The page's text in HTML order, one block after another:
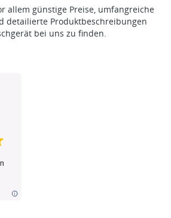
allem günstige Preise, umfangreiche
detailierte Produktbeschreibungen
bei uns zu finden.